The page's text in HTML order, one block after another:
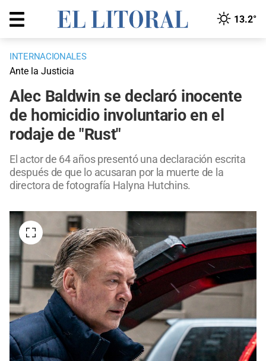
13.2°
INTERNACIONALES
Ante la Justicia
Alec Baldwin se declaró inocente
de homicidio involuntario en el
rodaje de "Rust"
El actor de 64 años presentó una declaración escrita
después de que lo acusaran por la muerte de la
directora de fotografía Halyna Hutchins.